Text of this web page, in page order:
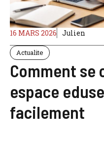
16 MARS 2026 Julien
Actualite
Comment se
espace
facilement